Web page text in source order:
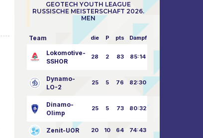
GEOTECH YOUTH LEAGUE
RUSSISCHE MEISTERSCHAFT 2026.
MEN
Team die P pts Dampf
Lokomotive-
SSHOR
28 2 83 85:14
Dynamo-
LO-2
25 5 76 82:30
Dinamo-
Olimp
25 5 73 80:32
Zenit-UOR 20 10 64 74:43